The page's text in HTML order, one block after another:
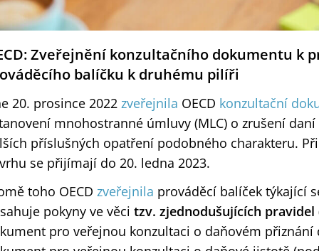
Zveřejnění konzultačního dokumentu k
balíčku k druhému pilíři
20. prosince 2022 zveřejnila OECD konzultační
mnohostranné úmluvy (MLC) o zrušení daní
příslušných opatření podobného charakteru.
se přijímají do 20. ledna 2023.
toho OECD zveřejnila prováděcí balíček týkající
pokyny ve věci tzv. zjednodušujících
pro veřejnou konzultaci o daňovém přiznání